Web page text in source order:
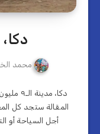
محمد
دكا،
المقالة ستجد كل
أجل السياحة أو